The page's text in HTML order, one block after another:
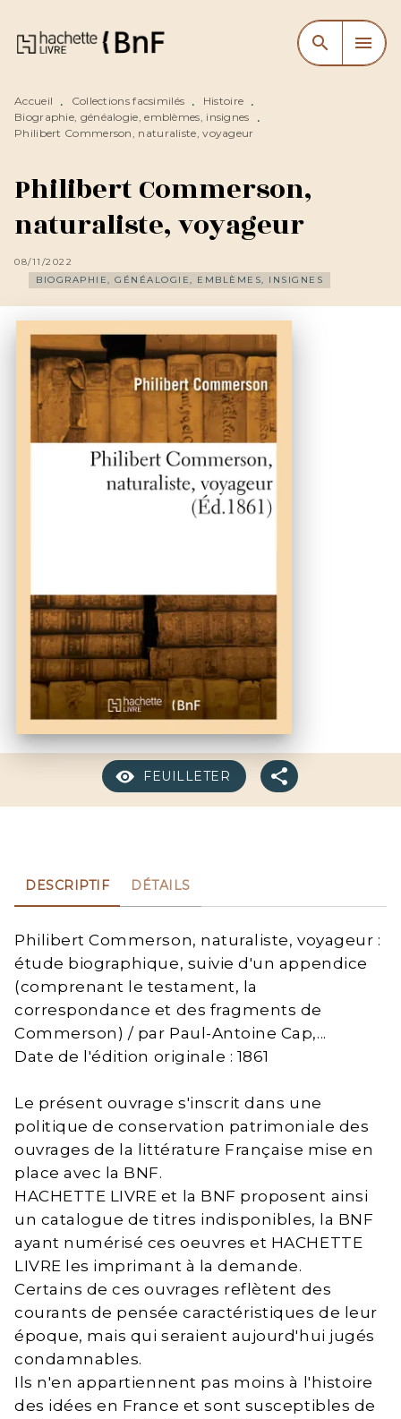
MENU RECHERCHE
CONTENU
search menu
Accueil • Collections facsimilés • Histoire •
Biographie, généalogie, emblèmes, insignes
•
Philibert Commerson, naturaliste, voyageur
Philibert Commerson,
naturaliste, voyageur
08/11/2022
BIOGRAPHIE, GÉNÉALOGIE, EMBLÈMES, INSIGNES
FEUILLETER
DESCRIPTIF DÉTAILS
Philibert Commerson, naturaliste, voyageur :
étude biographique, suivie d'un appendice
(comprenant le testament, la
correspondance et des fragments de
Commerson) / par Paul-Antoine Cap,...
Date de l'édition originale : 1861
Le présent ouvrage s'inscrit dans une
politique de conservation patrimoniale des
ouvrages de la littérature Française mise en
place avec la BNF.
HACHETTE LIVRE et la BNF proposent ainsi
un catalogue de titres indisponibles, la BNF
ayant numérisé ces oeuvres et HACHETTE
LIVRE les imprimant à la demande.
Certains de ces ouvrages reflètent des
courants de pensée caractéristiques de leur
époque, mais qui seraient aujourd'hui jugés
condamnables.
Ils n'en appartiennent pas moins à l'histoire
des idées en France et sont susceptibles de